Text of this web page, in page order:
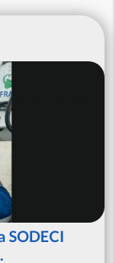
SODECI